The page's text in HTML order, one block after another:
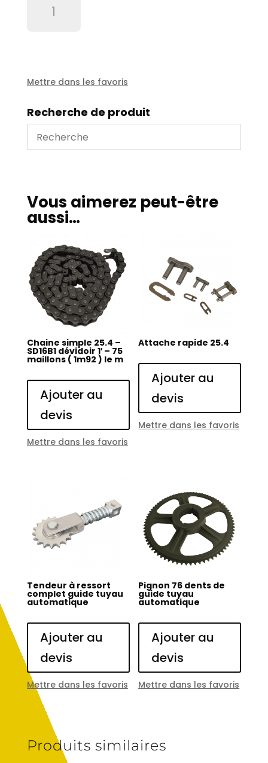
Mettre dans les favoris
Recherche de produit
Vous aimerez peut-être
aussi…
Chaine simple 25.4 –
SD16B1 dévidoir 1′ – 75
maillons ( 1m92 ) le m
Ajouter au
devis
Mettre dans les favoris
Attache rapide 25.4
Ajouter au
devis
Mettre dans les favoris
Tendeur à ressort
complet guide tuyau
automatique
Ajouter au
devis
Mettre dans les favoris
Pignon 76 dents de
guide tuyau
automatique
Ajouter au
devis
Mettre dans les favoris
Produits similaires